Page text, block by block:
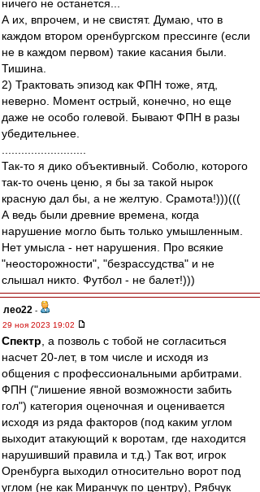
ничего не останется...
А их, впрочем, и не свистят. Думаю, что в
каждом втором оренбургском прессинге (если
не в каждом первом) такие касания были.
Тишина.
2) Трактовать эпизод как ФПН тоже, ятд,
неверно. Момент острый, конечно, но еще
даже не особо голевой. Бывают ФПН в разы
убедительнее.
Так-то я дико объективный. Соболю, которого
так-то очень ценю, я бы за такой нырок
красную дал бы, а не желтую. Срамота!)))(((
А ведь были древние времена, когда
нарушение могло быть только умышленным.
Нет умысла - нет нарушения. Про всякие
"неосторожности", "безрассудства" и не
слышал никто. Футбол - не балет!)))
лео22 -
29 ноя 2023 19:02
Спектр , а позволь с тобой не согласиться
насчет 20-лет, в том числе и исходя из
общения с профессиональными арбитрами.
ФПН ("лишение явной возможности забить
гол") категория оценочная и оценивается
исходя из ряда факторов (под каким углом
выходит атакующий к воротам, где находится
нарушивший правила и т.д.) Так вот, игрок
Оренбурга выходил относительно ворот под
углом (не как Миранчук по центру), Рябчук